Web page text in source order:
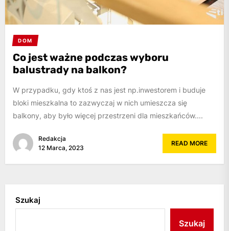
DOM
Co jest ważne podczas wyboru
balustrady na balkon?
W przypadku, gdy ktoś z nas jest np.inwestorem i buduje
bloki mieszkalna to zazwyczaj w nich umieszcza się
balkony, aby było więcej przestrzeni dla mieszkańców....
Redakcja
12 Marca, 2023
READ MORE
Szukaj
Szukaj